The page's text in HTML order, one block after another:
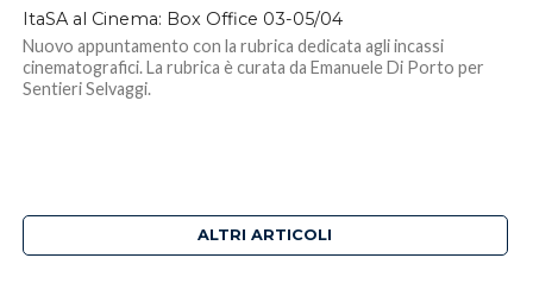
ItaSA al Cinema: Box Office 03-05/04
Nuovo appuntamento con la rubrica dedicata agli incassi
cinematografici. La rubrica è curata da Emanuele Di Porto per
Sentieri Selvaggi.
ALTRI ARTICOLI